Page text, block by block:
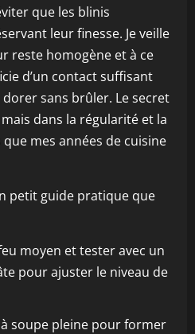
que les blinis
leur finesse. Je veille
reste homogène et à ce
d’un contact suffisant
sans brûler. Le secret
mais dans la régularité et la
mes années de cuisine
petit guide pratique que
moyen et tester avec un
pour ajuster le niveau de
soupe pleine pour former